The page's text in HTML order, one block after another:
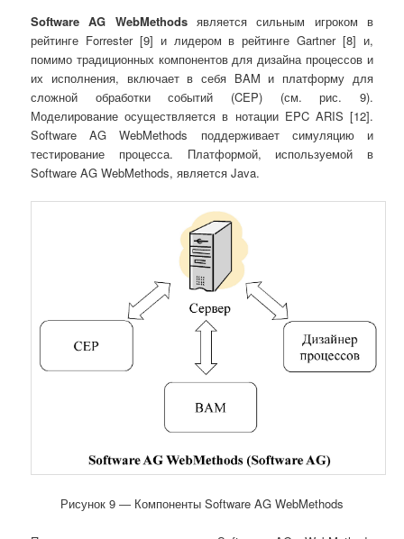
SoftwareAG WebMethodsявляется сильным игроком в
рейтинге Forrester [9] и лидером в рейтинге Gartner [8] и,
помимо традиционных компонентов для дизайна процессов и
их исполнения, включает в себя BAM и платформу для
сложной обработки событий (CEP) (см. рис. 9).
Моделирование осуществляется в нотации EPC ARIS [12].
Software AG WebMethods поддерживает симуляцию и
тестирование процесса. Платформой, используемой в
Software AG WebMethods, является Java.
Рисунок 9 ― Компоненты Software AG WebMethods